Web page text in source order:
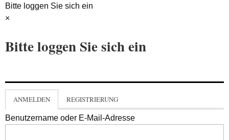
Bitte loggen Sie sich ein
×
Bitte loggen Sie sich ein
ANMELDEN REGISTRIERUNG
Benutzername oder E-Mail-Adresse